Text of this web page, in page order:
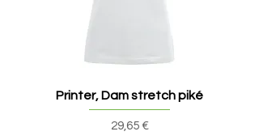
Printer, Dam stretch piké
Pris
29,65 €